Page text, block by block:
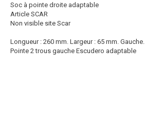
Soc à pointe droite adaptable
Article SCAR
Non visible site Scar
Longueur : 260 mm. Largeur : 65 mm. Gauche.
Pointe 2 trous gauche Escudero adaptable